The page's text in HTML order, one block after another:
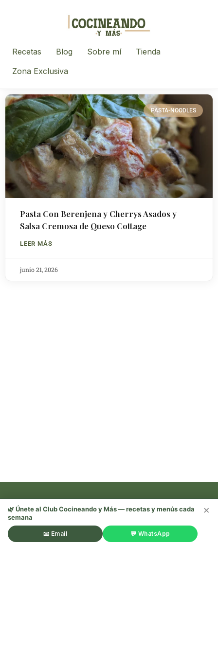
Recetas Blog Sobre mí
Tienda
Zona Exclusiva
PASTA-NOODLES
Pasta Con Berenjena y Cherrys Asados y
Salsa Cremosa de Queso Cottage
LEER MÁS
junio 21, 2026
Recetas, trucos y mucho más —
¡sígueme en redes! 🌿
×
🌿 Únete al Club Cocineando y Más — recetas y menús cada
semana
📧 Email 💬 WhatsApp